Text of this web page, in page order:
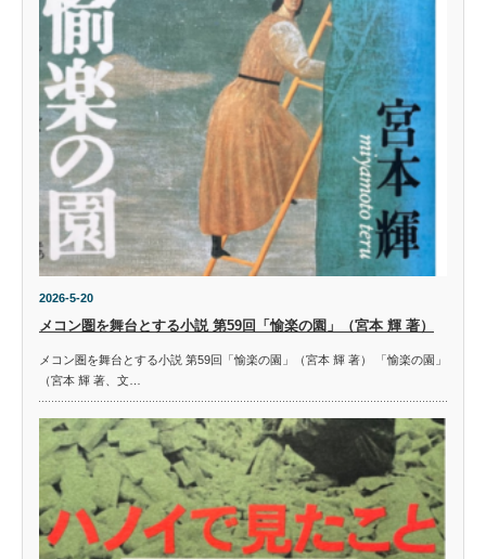
2026-5-20
メコン圏を舞台とする小説 第59回「愉楽の園」（宮本 輝 著）
メコン圏を舞台とする小説 第59回「愉楽の園」（宮本 輝 著） 「愉楽の園」
（宮本 輝 著、文…